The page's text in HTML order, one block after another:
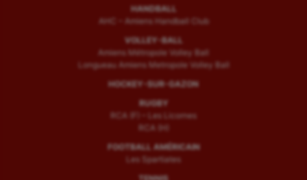
HANDBALL
AHC – Amiens Handball Club
VOLLEY-BALL
Amiens Métropole Volley Ball
Longueau Amiens Metropole Volley Ball
HOCKEY-SUR-GAZON
RUGBY
RCA (F) – Les Licornes
RCA (H)
FOOTBALL AMÉRICAIN
Les Spartiates